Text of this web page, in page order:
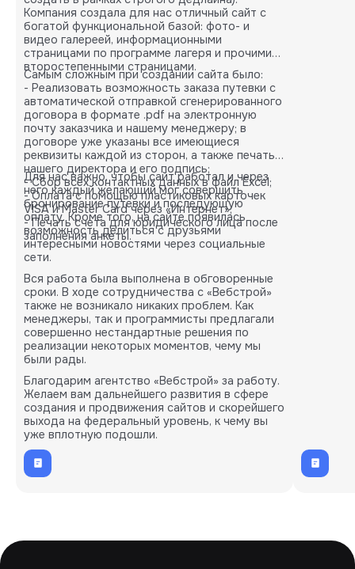
Компания создала для нас отличный сайт с
богатой функциональной базой: фото- и
видео галереей, информационными
страницами по программе лагеря и прочими
второстепенными страницами.
Самым сложным при создании сайта было:
- Реализовать возможность заказа путевки с
автоматической отправкой сгенерированного
договора в формате .pdf на электронную
почту заказчика и нашему менеджеру; в
договоре уже указаны все имеющиеся
реквизиты каждой из сторон, а также печать
нашего директора и его подпись;
- Сбор всех контактных данных в файл Excel;
- Оплата с помощью пластиковых карточек
VISA и Master Card через «Интернет»;
- Печать счета для юридического лица после
заполнения анкеты.
Для нас важно, чтобы сайт работал и через
него каждый желающий мог совершить
бронирование путевки и последующую
оплату. Кроме того, на сайте появилась
возможность делиться с друзьями
интересными новостями через социальные
сети.
Вся работа была выполнена в обговоренные
сроки. В ходе сотрудничества с «Вебстрой»
также не возникало никаких проблем. Как
менеджеры, так и программисты предлагали
совершенно нестандартные решения по
реализации некоторых моментов, чему мы
были рады.
Благодарим агентство «Вебстрой» за работу.
Желаем вам дальнейшего развития в сфере
создания и продвижения сайтов и скорейшего
выхода на федеральный уровень, к чему вы
уже вплотную подошли.